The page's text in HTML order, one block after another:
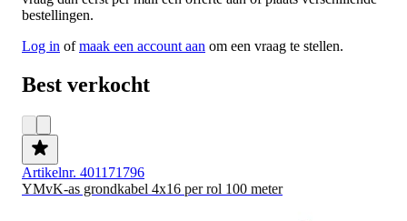
bestellingen.
Log in ofmaak een account aan om een vraag te stellen.
Best verkocht
Artikelnr. 401171796
YMvK-as grondkabel 4x16 per rol 100 meter